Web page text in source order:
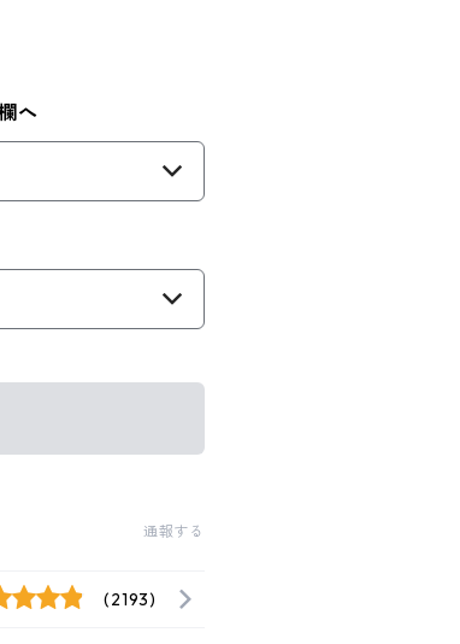
へ
通報する
(2193)